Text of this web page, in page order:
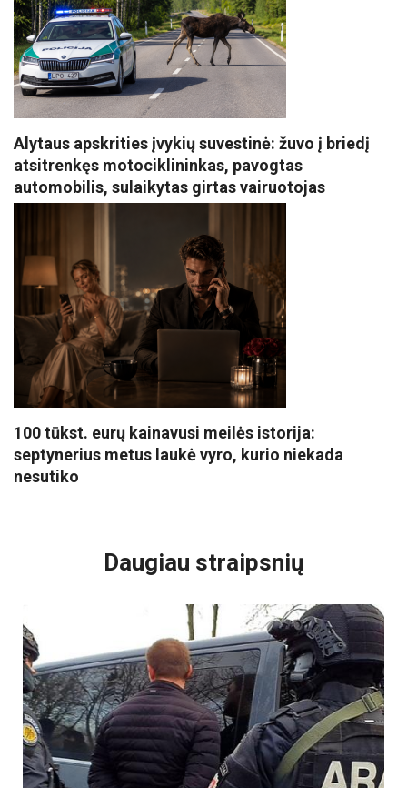
Alytaus apskrities įvykių suvestinė: žuvo į briedį
atsitrenkęs motociklininkas, pavogtas
automobilis, sulaikytas girtas vairuotojas
100 tūkst. eurų kainavusi meilės istorija:
septynerius metus laukė vyro, kurio niekada
nesutiko
Daugiau straipsnių